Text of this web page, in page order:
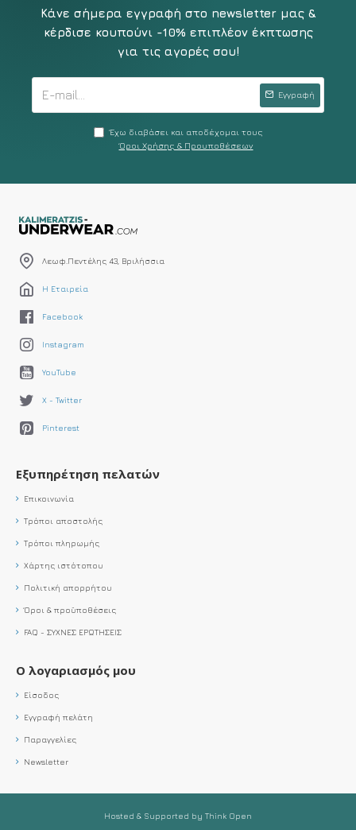
Κάνε σήμερα εγγραφή στο newsletter μας &
κέρδισε κουπούνι -10% επιπλέον έκπτωσης
για τις αγορές σου!
Εγγραφή
Έχω διαβάσει και αποδέχομαι τους
Όροι Χρήσης & Προυποθέσεων
Λεωφ.Πεντέλης 43, Βριλήσσια
Η Εταιρεία
Facebook
Instagram
YouTube
X - Twitter
Pinterest
Εξυπηρέτηση πελατών
Επικοινωνία
Τρόποι αποστολής
Τρόποι πληρωμής
Χάρτης ιστότοπου
Πολιτική απορρήτου
Όροι & προϋποθέσεις
FAQ - ΣΥΧΝΕΣ ΕΡΩΤΗΣΕΙΣ
Ο λογαριασμός μου
Είσοδος
Εγγραφή πελάτη
Παραγγελίες
Newsletter
Hosted & Supported by Think Open